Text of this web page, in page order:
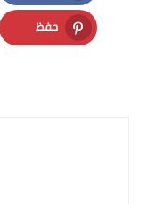
Facebook
حفظ
Pinterest